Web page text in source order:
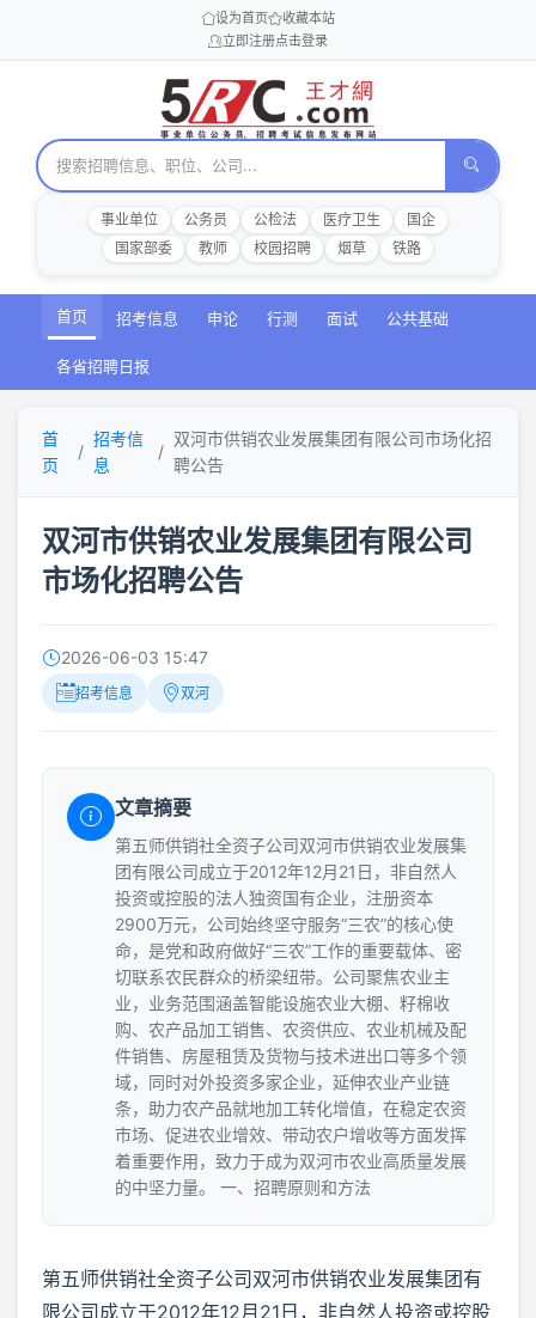
设为首页
收藏本站
立即注册点击登录
事业单位 公务员 公检法 医疗卫生
国企
国家部委
教师 校园招聘 烟草 铁路
首页 招考信息 申论 行测 面试 公共基础
各省招聘日报
首
页
招考信
息
双河市供销农业发展集团有限公司市场化招
聘公告
双河市供销农业发展集团有限公司
市场化招聘公告
2026-06-03 15:47
招考信息 双河
文章摘要
第五师供销社全资子公司双河市供销农业发展集
团有限公司成立于2012年12月21日，非自然人
投资或控股的法人独资国有企业，注册资本
2900万元，公司始终坚守服务“三农”的核心使
命，是党和政府做好“三农”工作的重要载体、密
切联系农民群众的桥梁纽带。公司聚焦农业主
业，业务范围涵盖智能设施农业大棚、籽棉收
购、农产品加工销售、农资供应、农业机械及配
件销售、房屋租赁及货物与技术进出口等多个领
域，同时对外投资多家企业，延伸农业产业链
条，助力农产品就地加工转化增值，在稳定农资
市场、促进农业增效、带动农户增收等方面发挥
着重要作用，致力于成为双河市农业高质量发展
的中坚力量。 一、招聘原则和方法
第五师供销社全资子公司双河市供销农业发展集团有
限公司成立于2012年12月21日，非自然人投资或控股